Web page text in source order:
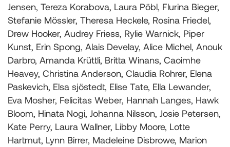
Jensen, Tereza Korabova, Laura Pöbl, Flurina Bieger,
Stefanie Mössler, Theresa Heckele, Rosina Friedel,
Drew Hooker, Audrey Friess, Rylie Warnick, Piper
Kunst, Erin Spong, Alais Develay, Alice Michel, Anouk
Darbro, Amanda Krüttli, Britta Winans, Caoimhe
Heavey, Christina Anderson, Claudia Rohrer, Elena
Paskevich, Elsa sjöstedt, Elise Tate, Ella Lewander,
Eva Mosher, Felicitas Weber, Hannah Langes, Hawk
Bloom, Hinata Nogi, Johanna Nilsson, Josie Petersen,
Kate Perry, Laura Wallner, Libby Moore, Lotte
Hartmut, Lynn Birrer, Madeleine Disbrowe, Marion